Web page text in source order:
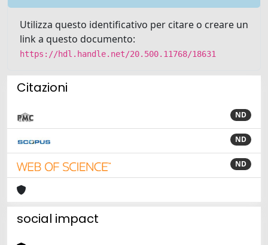
Utilizza questo identificativo per citare o creare un
link a questo documento:
https://hdl.handle.net/20.500.11768/18631
Citazioni
ND
ND
ND
social impact